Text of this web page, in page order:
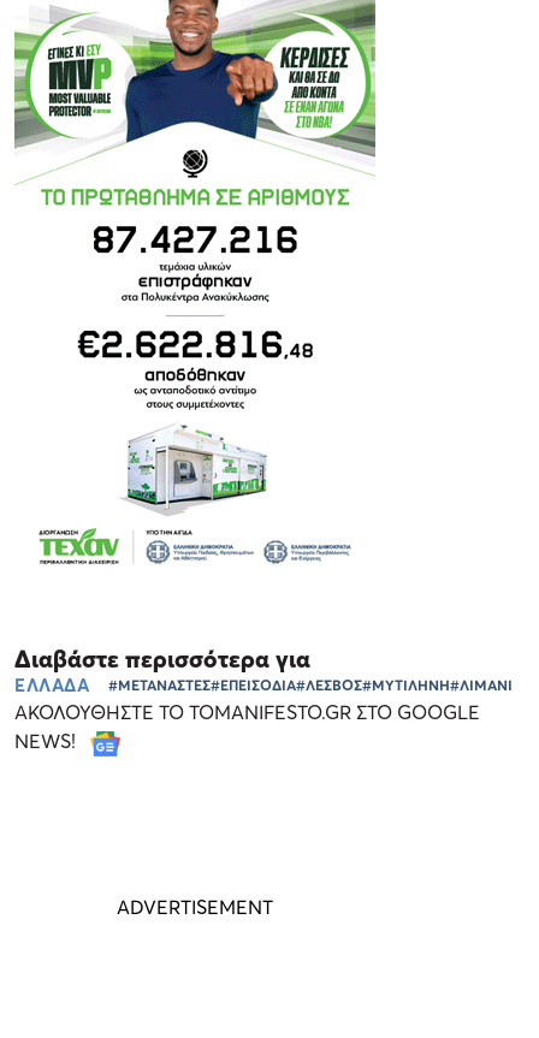
Διαβάστε περισσότερα για
ΕΛΛΑΔΑ #ΜΕΤΑΝΑΣΤΕΣ#ΕΠΕΙΣΟΔΙΑ#ΛΕΣΒΟΣ#ΜΥΤΙΛΗΝΗ#ΛΙΜΑΝΙ
ΑΚΟΛΟΥΘΗΣΤΕ ΤΟ TOMANIFESTO.GR ΣΤΟ GOOGLE
NEWS!